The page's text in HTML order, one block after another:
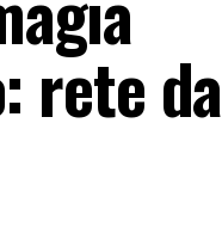
rete da